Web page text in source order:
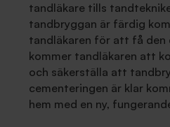
tandläkare tills
tandbryggan är färdig
tandläkaren för att få den
kommer tandläkaren att
och säkerställa att
cementeringen är klar
hem med en ny,